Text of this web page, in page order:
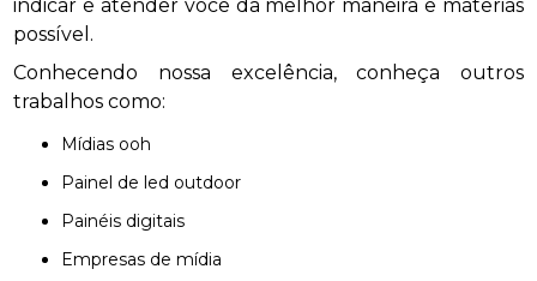
indicar e atender você da melhor maneira e materias
possível.
Conhecendo nossa excelência, conheça outros
trabalhos como:
mídias ooh
painel de led outdoor
painéis digitais
empresas de mídia